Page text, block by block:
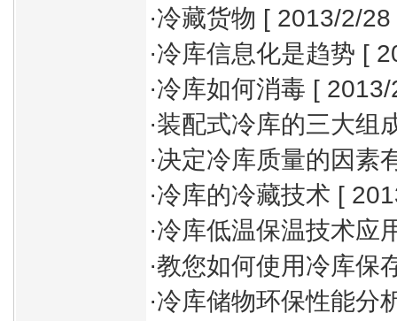
·冷藏货物 [ 2013/2/28
·冷库信息化是趋势 [
·冷库如何消毒 [
·装配式冷库的三大组
·决定冷库质量的因素
·冷库的冷藏技术 [
·冷库低温保温技术应
·教您如何使用冷库保
·冷库储物环保性能分